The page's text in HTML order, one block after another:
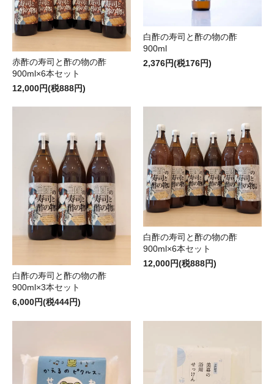
赤酢の寿司と酢の物の酢
900ml×6本セット
12,000円(税888円)
白酢の寿司と酢の物の酢
900ml
2,376円(税176円)
白酢の寿司と酢の物の酢
900ml×3本セット
6,000円(税444円)
白酢の寿司と酢の物の酢
900ml×6本セット
12,000円(税888円)